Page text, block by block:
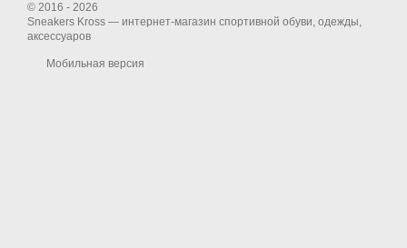
© 2016 - 2026
Sneakers Kross — интернет-магазин спортивной обуви, одежды,
аксессуаров
Мобильная версия